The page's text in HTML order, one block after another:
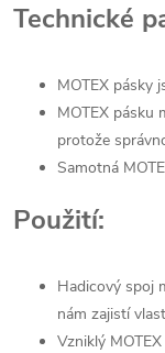
Technické
MOTEX pásky
MOTEX pásku
protože
Samotná
Použití:
Hadicový spoj
nám zajistí
Vzniklý